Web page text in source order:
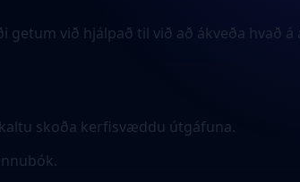
við hjálpað til við að ákveða hvað á
skoða kerfisvæddu útgáfuna.